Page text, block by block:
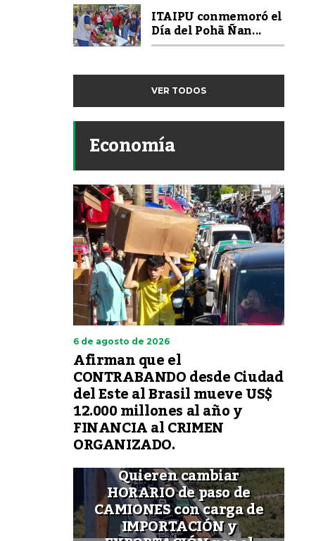
ITAIPU conmemoró el
Día del Pohã Ñan...
VER TODOS
Economía
6 de agosto de 2026
Afirman que el
CONTRABANDO desde Ciudad
del Este al Brasil mueve US$
12.000 millones al año y
FINANCIA al CRIMEN
ORGANIZADO.
Quieren cambiar
HORARIO de paso de
CAMIONES con carga de
IMPORTACIÓN y